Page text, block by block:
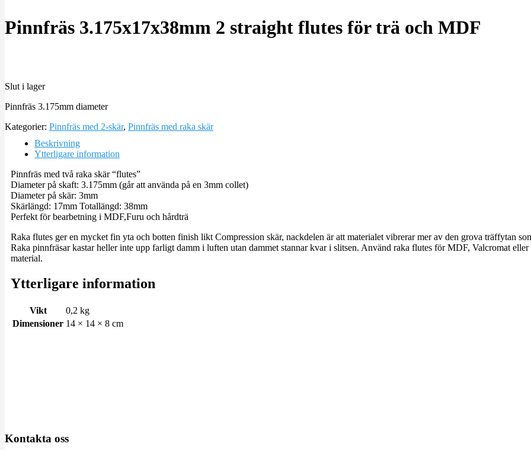
Pinnfräs 3.175x17x38mm 2 straight flutes för trä och MDF
Slut i lager
Pinnfräs 3.175mm diameter
Kategorier: Pinnfräs med 2-skär, Pinnfräs med raka skär
Beskrivning
Ytterligare information
Pinnfräs med två raka skär “flutes”
Diameter på skaft: 3.175mm (går att använda på en 3mm collet)
Diameter på skär: 3mm
Skärlängd: 17mm Totallängd: 38mm
Perfekt för bearbetning i MDF,Furu och hårdträ
Raka flutes ger en mycket fin yta och botten finish likt Compression skär, nackdelen är att materialet vibrerar mer av den grova träffytan
Raka pinnfräsar kastar heller inte upp farligt damm i luften utan dammet stannar kvar i slitsen. Använd raka flutes för MDF, Valcromat
material.
Ytterligare information
Vikt
0,2 kg
Dimensioner 14 × 14 × 8 cm
Kontakta oss